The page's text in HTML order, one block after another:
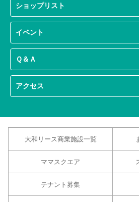
ショップリスト
イベント
Ｑ＆Ａ
アクセス
大和リース商業施設一覧
ママスクエア
テナント募集